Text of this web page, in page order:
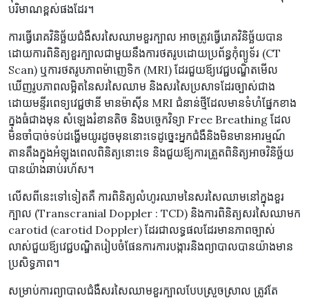
បរិមាណខ្ពស់ផងដែរ។
ការធ្វើរោគវិនិច្ឆ័យជំងឺសរសៃឈាមខួរក្បាល អាច​ត្រូវ​ធ្វើ​រោគវិនិច្ឆ័យបាន​
ដោយ​ការ​ពិនិត្យ​ខួរក្បាល​ជាមួយ​នឹង​ការ​ថត​រូប​ដោយ​ប្រព័ន្ធ​កុំព្យូទ័រ (CT
Scan) ឬ​ការ​ថត​រូបភាព​ម៉ាញេទិក (MRI) ដែរជួយឪ្យវេជ្ជបណ្ឌិត​មើល
ឃើញ​រូបភាព​លម្អិត​នៃ​សរសៃឈាម និង​សរសៃប្រសាទដែរច្បាស់ជាង
ដោយមន្ទីរពេទ្យវេជ្ជថានី មាន​ម៉ាស៊ីន MRI ជំនាន់​ថ្មី​ដែល​មាន​ទំហំផ្នែកខាង
ក្នុងធំជាងមុន សំឡេង​រំខានតិច និង​បច្ចេកវិទ្យា Free Breathing ដែល
មិនចាំបាច់ទប់ដង្ហើមយូរដូចមុននោះទេដូច្នេះអ្នកជំងឺនិងមិនមានអារម្មណ៍
តានតឹងក្នុងអំឡុងពេលពិនិត្យនោះទេ និងជួយឪ្យការត្រួតពិនិត្យអាចវិនិច្ឆ័យ
បានយ៉ាងឆាប់រហ័ស។
លើសពីនេះទៅទៀតគឺ ការពិនិត្យលំហូរឈាមនៃសរសៃឈាមនៅក្នុងខួរ
ក្បាល (Transcranial Doppler : TCD) និងការពិនិត្យសរសៃឈាមក
carotid (carotid Doppler) ដែរជាលទ្ធផលដែរមានភាពច្បាស់
លាស់ជួយឪ្យវេជ្ជបណ្ឌិតរៀបចំផែនការការបង្ការនិងព្យាបាលបានយ៉ាងមាន
ប្រសិទ្ធភាព។
សម្រាប់ការព្យាបាលជំងឺសរសៃឈាមខួរក្បាលបែបស្រួចស្រាល ត្រូវតែ